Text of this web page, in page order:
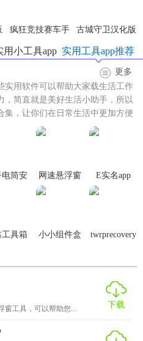
疯狂竞技赛车手
古城守卫汉化版
实用工具app推荐
用小工具app
更多
实用软件可以帮助大家载生活工作
简直就是美好生活小助手，所以
集，让你们在日常生活中更加方便
电筒安
网速悬浮窗
E实名app
工具箱
小小组件盒
twrprecovery
窗工具，可以帮助您...
下载